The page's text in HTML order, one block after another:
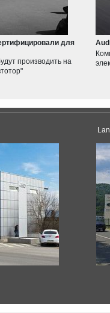
для
производить на